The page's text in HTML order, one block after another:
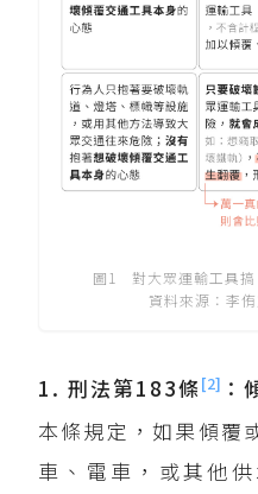
圖1 對大眾運輸工具搞
資料來源：李
1. 刑法第183條 [2] ：
本條規定，如果傾覆
車、電車，或其他